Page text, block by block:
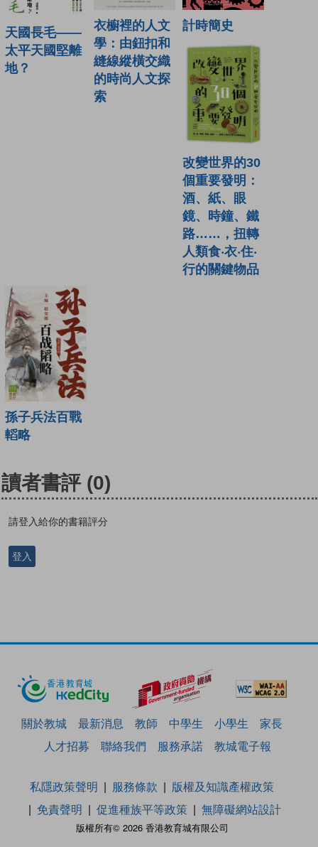
天國長毛——
太平天國堅離
地？
衣櫥裡的人文
學：由鈕扣和
縫線縱橫交織
的時尚人文探
索
計時簡史
改變世界的30
個重要發明：
酒、紙、眼
鏡、時鐘、鐵
路……，扭轉
人類食‧衣‧住‧
行的關鍵物品
孫子兵法百戰
轁略
讀者書評 (0)
請登入給你的書籍評分
登入
關於教城 最新消息 教師 中學生 小學生
家長
人才招募
聯絡我們 服務承諾 教城電子報
版權所有© 2026 香港教育城有限公司
私隱政策聲明 服務條款
版權及知識產權政策
免責聲明
促進種族平等政策 無障礙網站設計